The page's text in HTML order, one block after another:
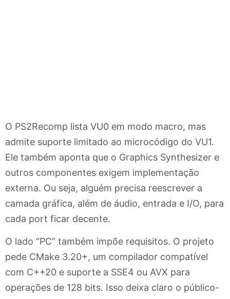
O PS2Recomp lista VU0 em modo macro, mas
admite suporte limitado ao microcódigo do VU1.
Ele também aponta que o Graphics Synthesizer e
outros componentes exigem implementação
externa. Ou seja, alguém precisa reescrever a
camada gráfica, além de áudio, entrada e I/O, para
cada port ficar decente.
O lado “PC” também impõe requisitos. O projeto
pede CMake 3.20+, um compilador compatível
com C++20 e suporte a SSE4 ou AVX para
operações de 128 bits. Isso deixa claro o público-